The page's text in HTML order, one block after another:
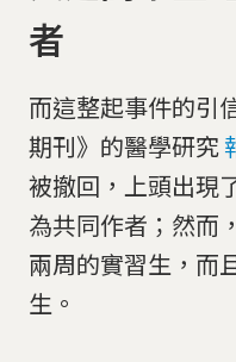
者
而這整起事件的引
期刊》的醫學研究
被撤回，上頭出現
為共同作者；然而
兩周的實習生，而
生。